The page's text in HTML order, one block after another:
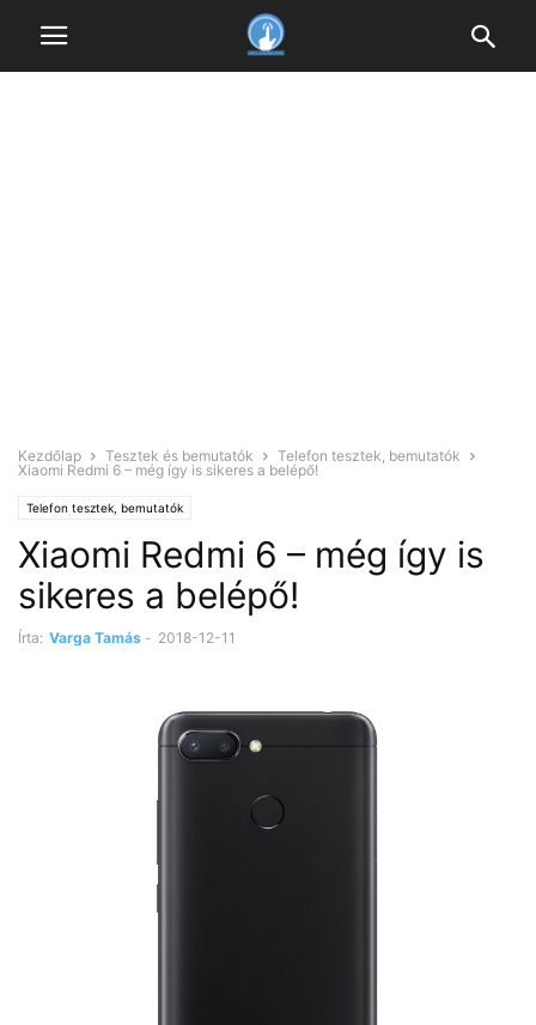
Kezdőlap Tesztek és bemutatók
Telefon tesztek, bemutatók
Xiaomi Redmi 6 – még így is sikeres a belépő!
Telefon tesztek, bemutatók
Xiaomi Redmi 6 – még így is
sikeres a belépő!
Írta: Varga Tamás - 2018-12-11